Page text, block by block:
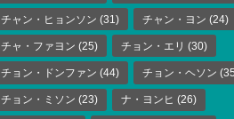
チャン・ヒョンソン (31) チャン・ヨン (24)
チャ・ファヨン (25) チョン・エリ (30)
チョン・ドンファン (44) チョン・ヘソン
チョン・ミソン (23) ナ・ヨンヒ (26)